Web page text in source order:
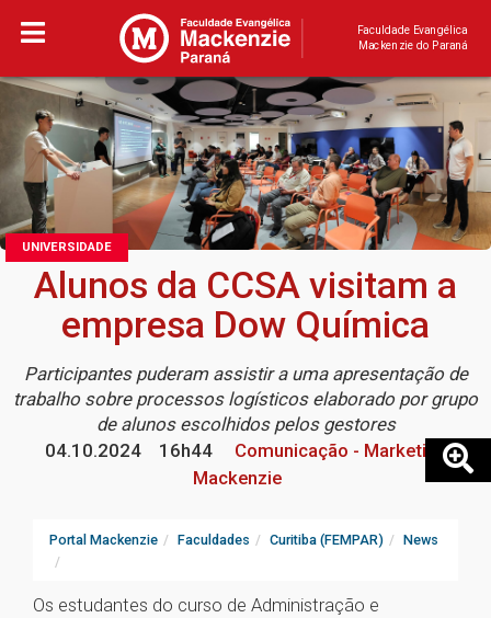
Faculdade Evangélica
Mackenzie do Paraná
UNIVERSIDADE
Alunos da CCSA visitam a
empresa Dow Química
Participantes puderam assistir a uma apresentação de
trabalho sobre processos logísticos elaborado por grupo
de alunos escolhidos pelos gestores
04.10.2024
16h44
Comunicação - Marketing
Mackenzie
Portal Mackenzie Faculdades Curitiba (FEMPAR) News
Os estudantes do curso de Administração e